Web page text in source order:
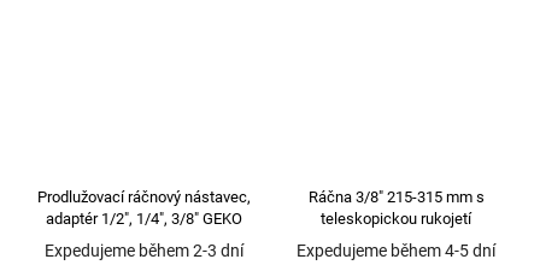
Prodlužovací ráčnový nástavec,
adaptér 1/2", 1/4", 3/8" GEKO
Expedujeme během 2-3 dní
Ráčna 3/8" 215-315 mm s
teleskopickou rukojetí
Expedujeme během 4-5 dní